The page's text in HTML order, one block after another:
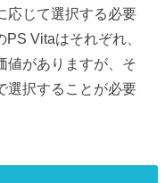
応じて選択する必要
Vitaはそれぞれ、
値がありますが、そ
選択することが必要